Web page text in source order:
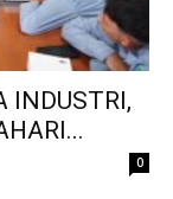
INDUSTRI,
0